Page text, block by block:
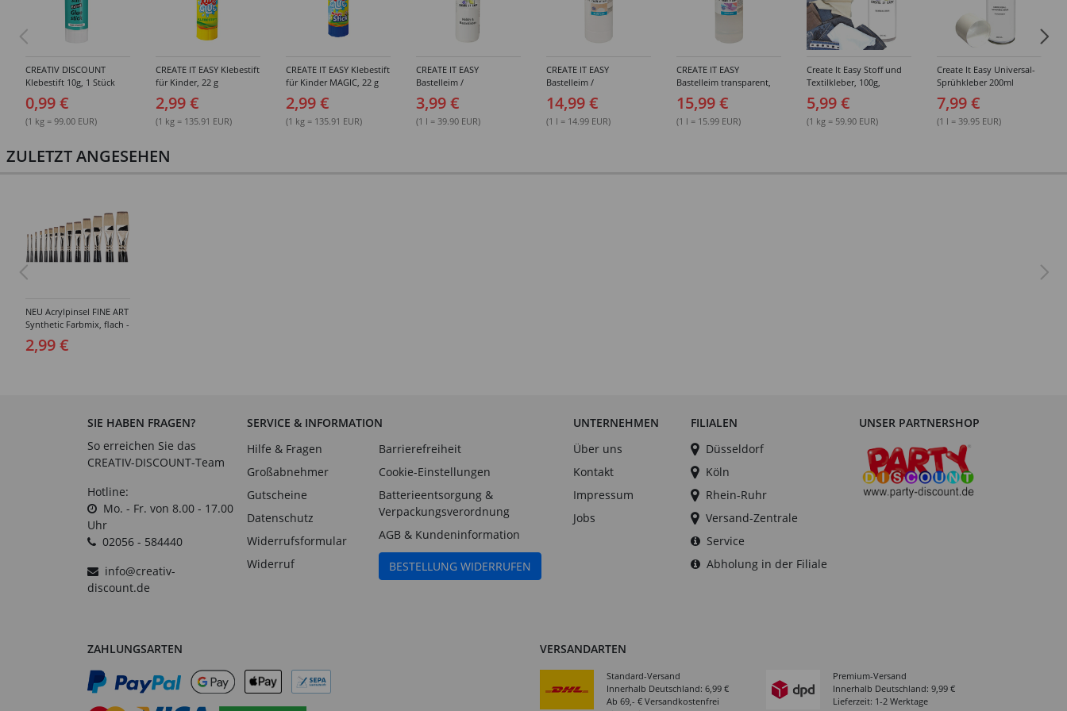
CREATIV DISCOUNT
Klebestift 10g, 1 Stück
0,99 €
(1 kg = 99.00 EUR)
CREATE IT EASY Klebestift
für Kinder, 22 g
2,99 €
(1 kg = 135.91 EUR)
CREATE IT EASY Klebestift
für Kinder MAGIC, 22 g
2,99 €
(1 kg = 135.91 EUR)
CREATE IT EASY
Bastelleim /
Buchbinderleim, 100 ml
3,99 €
(1 l = 39.90 EUR)
CREATE IT EASY
Bastelleim /
Buchbinderleim, 1000 ml
14,99 €
(1 l = 14.99 EUR)
CREATE IT EASY
Bastelleim transparent,
ohne Lösungsmittel,
1000 ml
15,99 €
(1 l = 15.99 EUR)
Create It Easy Stoff und
Textilkleber, 100g,
Kunststoffflasche mit
Maldüse
5,99 €
(1 kg = 59.90 EUR)
Create It Easy Universal-
Sprühkleber 200ml
(permanent)
7,99 €
(1 l = 39.95 EUR)
ZULETZT ANGESEHEN
NEU Acrylpinsel FINE ART
Synthetic Farbmix, flach -
Verschiedene Größen
2,99 €
SIE HABEN FRAGEN?
So erreichen Sie das
CREATIV-DISCOUNT-Team
Hotline:
Mo. - Fr. von 8.00 - 17.00
Uhr
02056 - 584440
info@creativ-
discount.de
SERVICE & INFORMATION
Hilfe & Fragen
Großabnehmer
Gutscheine
Datenschutz
Widerrufsformular
Widerruf
Barrierefreiheit
Cookie-Einstellungen
Batterieentsorgung &
Verpackungsverordnung
AGB & Kundeninformation
BESTELLUNG WIDERRUFEN
UNTERNEHMEN
Über uns
Kontakt
Impressum
Jobs
FILIALEN
Düsseldorf
Köln
Rhein-Ruhr
Versand-Zentrale
Service
Abholung in der Filiale
UNSER PARTNERSHOP
ZAHLUNGSARTEN VERSANDARTEN
Standard-Versand
Innerhalb Deutschland: 6,99 €
Ab 69,- € Versandkostenfrei
Premium-Versand
Innerhalb Deutschland: 9,99 €
Lieferzeit: 1-2 Werktage